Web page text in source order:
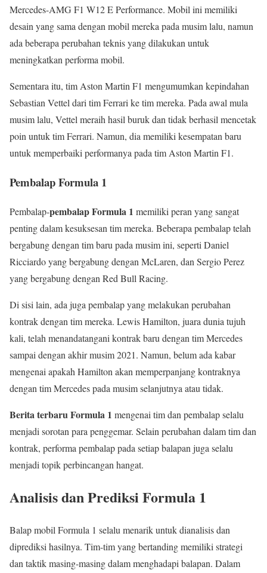
Mercedes-AMG F1 W12 E Performance. Mobil ini memiliki
desain yang sama dengan mobil mereka pada musim lalu, namun
ada beberapa perubahan teknis yang dilakukan untuk
meningkatkan performa mobil.
Sementara itu, tim Aston Martin F1 mengumumkan kepindahan
Sebastian Vettel dari tim Ferrari ke tim mereka. Pada awal mula
musim lalu, Vettel meraih hasil buruk dan tidak berhasil mencetak
poin untuk tim Ferrari. Namun, dia memiliki kesempatan baru
untuk memperbaiki performanya pada tim Aston Martin F1.
Pembalap Formula 1
Pembalap-pembalap Formula 1 memiliki peran yang sangat
penting dalam kesuksesan tim mereka. Beberapa pembalap telah
bergabung dengan tim baru pada musim ini, seperti Daniel
Ricciardo yang bergabung dengan McLaren, dan Sergio Perez
yang bergabung dengan Red Bull Racing.
Di sisi lain, ada juga pembalap yang melakukan perubahan
kontrak dengan tim mereka. Lewis Hamilton, juara dunia tujuh
kali, telah menandatangani kontrak baru dengan tim Mercedes
sampai dengan akhir musim 2021. Namun, belum ada kabar
mengenai apakah Hamilton akan memperpanjang kontraknya
dengan tim Mercedes pada musim selanjutnya atau tidak.
Berita terbaru Formula 1 mengenai tim dan pembalap selalu
menjadi sorotan para penggemar. Selain perubahan dalam tim dan
kontrak, performa pembalap pada setiap balapan juga selalu
menjadi topik perbincangan hangat.
Analisis dan Prediksi Formula 1
Balap mobil Formula 1 selalu menarik untuk dianalisis dan
diprediksi hasilnya. Tim-tim yang bertanding memiliki strategi
dan taktik masing-masing dalam menghadapi balapan. Dalam